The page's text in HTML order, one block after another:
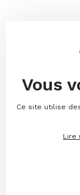
Nos
Choisir
Vous
Ce site utilise
Lire